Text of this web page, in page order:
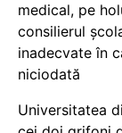
medical, pe
consilierul
inadecvate în
niciodată
Universitatea